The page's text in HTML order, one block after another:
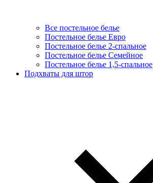
Все постельное белье
Постельное белье Евро
Постельное белье 2-спальное
Постельное белье Семейное
Постельное белье 1,5-спальное
Подхваты для штор